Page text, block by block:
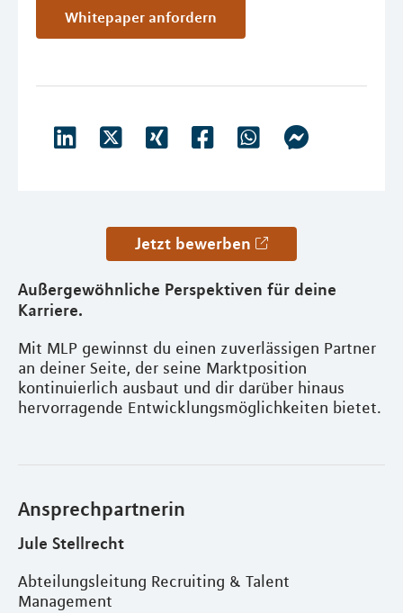
Whitepaper anfordern
Jetzt bewerben
Außergewöhnliche Perspektiven für deine
Karriere.
Mit MLP gewinnst du einen zuverlässigen Partner
an deiner Seite, der seine Marktposition
kontinuierlich ausbaut und dir darüber hinaus
hervorragende Entwicklungsmöglichkeiten bietet.
Ansprechpartnerin
Jule Stellrecht
Abteilungsleitung Recruiting & Talent
Management